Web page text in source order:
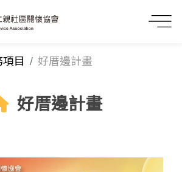
目 好厝邊計畫
好厝邊計畫